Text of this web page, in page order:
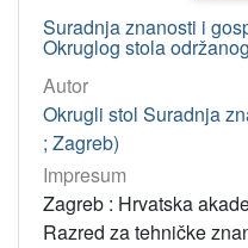
Suradnja znanosti i
Okruglog stola
Autor
Okrugli stol Suradnja
; Zagreb)
Impresum
Zagreb : Hrvatska
Razred za tehničke